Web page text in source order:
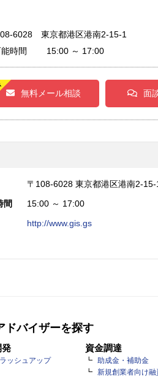
6028 東京都港区港南2-15-1
能時間 15:00 ～ 17:00
無料メール相談 面
〒108-6028 東京都港区港南2-15-
間
15:00 ～ 17:00
http://www.gis.gs
ドバイザーを探す
発
ッシュアップ
資金調達
助成金・補助金
新規創業者向け融